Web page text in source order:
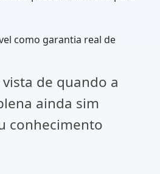
como garantia real de
de quando a
ainda sim
conhecimento